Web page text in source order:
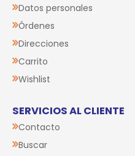
Datos personales
Órdenes
Direcciones
Carrito
Wishlist
SERVICIOS AL CLIENTE
Contacto
Buscar